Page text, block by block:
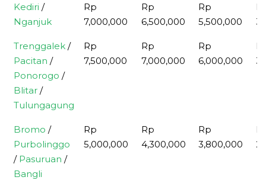
Kediri /
Nganjuk
Rp
7,000,000
Rp
6,500,000
Rp
5,500,000
Trenggalek /
Pacitan /
Ponorogo /
Blitar /
Tulungagung
Rp
7,500,000
Rp
7,000,000
Rp
6,000,000
Bromo /
Purbolinggo
/ Pasuruan /
Bangli
Rp
5,000,000
Rp
4,300,000
Rp
3,800,000